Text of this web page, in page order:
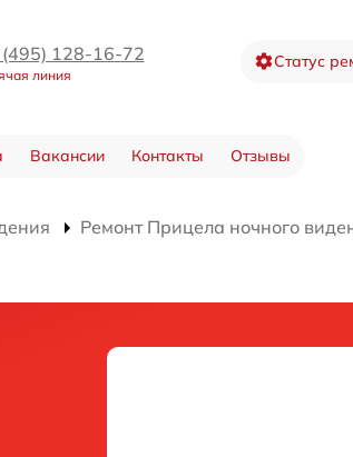
(495) 128-16-72
линия
Статус
Вакансии Контакты Отзывы
Ремонт Прицела ночного